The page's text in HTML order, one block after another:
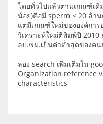
โดยทั่วไปแล้วตามเกณฑ์เดิ
น้อย)คือมี sperm < 20 ล้า
แต่มีเกณฑ์ใหม่ขององค์การ
วิเคราะห์ใหม่ตีพิมพ์ปี
ลบ.ซม.เป็นค่าต่ำสุดของคน
ลอง search เพิ่มเติมใน
Organization reference
characteristics